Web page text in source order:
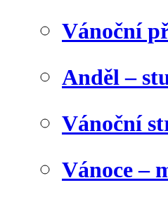
Vánoční
Anděl –
Vánoční
Vánoce –